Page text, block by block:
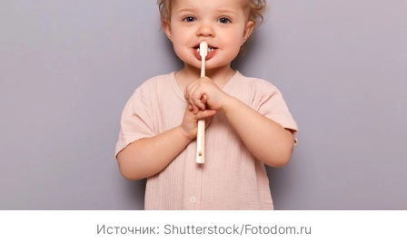
Источник: Shutterstock/Fotodom.ru